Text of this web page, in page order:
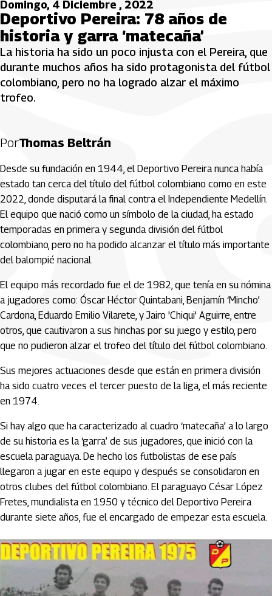
Domingo, 4 Diciembre , 2022
Deportivo Pereira: 78 años de
historia y garra ‘matecaña’
La historia ha sido un poco injusta con el Pereira, que
durante muchos años ha sido protagonista del fútbol
colombiano, pero no ha logrado alzar el máximo
trofeo.
PorThomas Beltrán
Desde su fundación en 1944, el Deportivo Pereira nunca había
estado tan cerca del título del fútbol colombiano como en este
2022, donde disputará la final contra el Independiente Medellín.
El equipo que nació como un símbolo de la ciudad, ha estado
temporadas en primera y segunda división del fútbol
colombiano, pero no ha podido alcanzar el título más importante
del balompié nacional.
El equipo más recordado fue el de 1982, que tenía en su nómina
a jugadores como: Óscar Héctor Quintabani, Benjamín ‘Mincho’
Cardona, Eduardo Emilio Vilarete, y Jairo 'Chiqui' Aguirre, entre
otros, que cautivaron a sus hinchas por su juego y estilo, pero
que no pudieron alzar el trofeo del título del fútbol colombiano.
Sus mejores actuaciones desde que están en primera división
ha sido cuatro veces el tercer puesto de la liga, el más reciente
en 1974.
Si hay algo que ha caracterizado al cuadro ‘matecaña’ a lo largo
de su historia es la ‘garra’ de sus jugadores, que inició con la
escuela paraguaya. De hecho los futbolistas de ese país
llegaron a jugar en este equipo y después se consolidaron en
otros clubes del fútbol colombiano. El paraguayo César López
Fretes, mundialista en 1950 y técnico del Deportivo Pereira
durante siete años, fue el encargado de empezar esta escuela.